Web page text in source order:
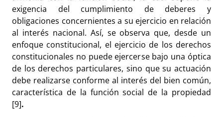
exigencia del cumplimiento de deberes y
obligaciones concernientes a su ejercicio en relación
al interés nacional. Así, se observa que, desde un
enfoque constitucional, el ejercicio de los derechos
constitucionales no puede ejercerse bajo una óptica
de los derechos particulares, sino que su actuación
debe realizarse conforme al interés del bien común,
característica de la función social de la propiedad
[9].